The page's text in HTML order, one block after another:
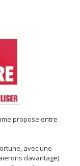
propose entre
avec une
davantage)